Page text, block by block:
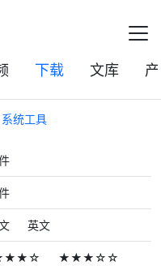
下载 文库
系统工具
英文
★★★☆☆